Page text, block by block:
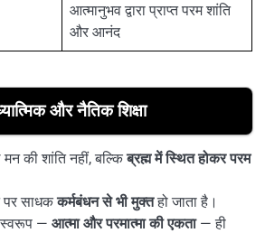
आत्मानुभव द्वारा प्राप्त परम शांति
और आनंद
और नैतिक शिक्षा
की शांति नहीं, बल्किब्रह्म में स्थित होकर परम
पर साधककर्मबंधन से भी मुक्तहो जाता है।
स्वरूप — आत्मा और परमात्मा की एकता— ही